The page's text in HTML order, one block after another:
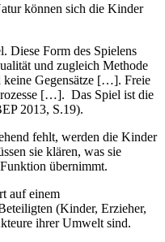
können sich die Kinder
Diese Form des Spielens
und zugleich Methode
keine Gegensätze […]. Freie
[…]. Das Spiel ist die
2013, S.19).
fehlt, werden die Kinder
sie klären, was sie
übernimmt.
auf einem
(Kinder, Erzieher,
ihrer Umwelt sind.